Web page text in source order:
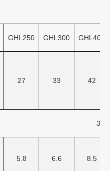
GHL250 GHL300 GHL400
27 33 42
5.8 6.6 8.5